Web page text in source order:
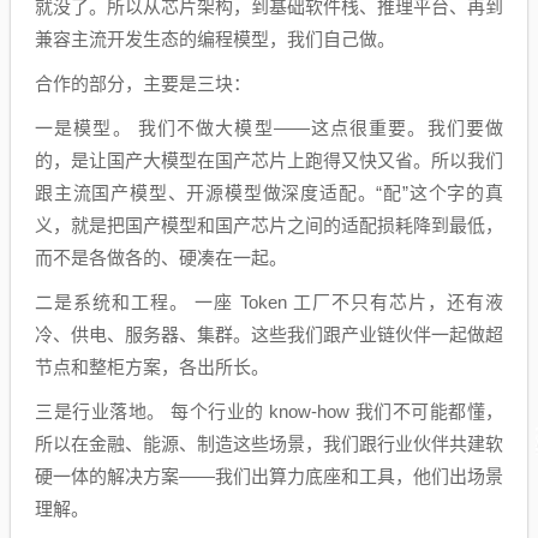
就没了。所以从芯片架构，到基础软件栈、推理平台、再到
兼容主流开发生态的编程模型，我们自己做。
合作的部分，主要是三块：
一是模型。 我们不做大模型——这点很重要。我们要做
的，是让国产大模型在国产芯片上跑得又快又省。所以我们
跟主流国产模型、开源模型做深度适配。“配”这个字的真
义，就是把国产模型和国产芯片之间的适配损耗降到最低，
而不是各做各的、硬凑在一起。
二是系统和工程。 一座 Token 工厂不只有芯片，还有液
冷、供电、服务器、集群。这些我们跟产业链伙伴一起做超
节点和整柜方案，各出所长。
三是行业落地。 每个行业的 know-how 我们不可能都懂，
所以在金融、能源、制造这些场景，我们跟行业伙伴共建软
硬一体的解决方案——我们出算力底座和工具，他们出场景
理解。